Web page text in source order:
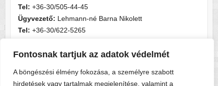
Fontosnak tartjuk az adatok védelmét
A böngészési élmény fokozása, a személyre szabott
hirdetések vagy tartalmak megjelenítése, valamint a
Tel: +36-30/505-44-45
Ügyvezető: Lehmann-né Barna Nikolett
Tel: +36-30/622-5265
Cégjegyzékszám:cg05-06-015156